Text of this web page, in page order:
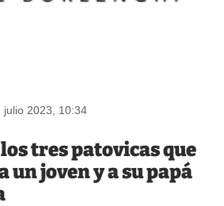
julio 2023, 10:34
tres patovicas que
un joven y a su papá